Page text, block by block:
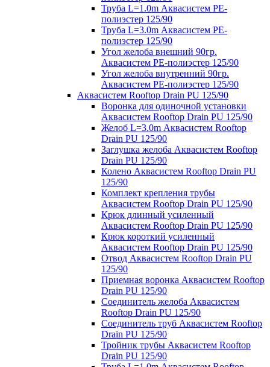
Труба L=1.0m Аквасистем PE-
полиэстер 125/90
Труба L=3.0m Аквасистем PE-
полиэстер 125/90
Угол желоба внешний 90гр.
Аквасистем PE-полиэстер 125/90
Угол желоба внутренний 90гр.
Аквасистем PE-полиэстер 125/90
Аквасистем Rooftop Drain PU 125/90
Воронка для одиночной установки
Аквасистем Rooftop Drain PU 125/90
Желоб L=3.0m Аквасистем Rooftop
Drain PU 125/90
Заглушка желоба Аквасистем Rooftop
Drain PU 125/90
Колено Аквасистем Rooftop Drain PU
125/90
Комплект крепления трубы
Аквасистем Rooftop Drain PU 125/90
Крюк длинный усиленный
Аквасистем Rooftop Drain PU 125/90
Крюк короткий усиленный
Аквасистем Rooftop Drain PU 125/90
Отвод Аквасистем Rooftop Drain PU
125/90
Приемная воронка Аквасистем Rooftop
Drain PU 125/90
Соединитель желоба Аквасистем
Rooftop Drain PU 125/90
Соединитель труб Аквасистем Rooftop
Drain PU 125/90
Тройник трубы Аквасистем Rooftop
Drain PU 125/90